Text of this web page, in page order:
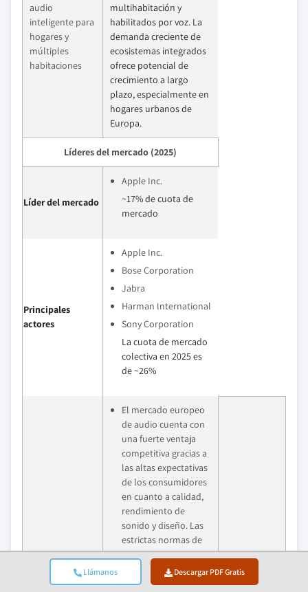
Llámanos Descargar PDF Gratis
audio
inteligente para
hogares y
múltiples
habitaciones
multihabitación y
habilitados por voz. La
demanda creciente de
ecosistemas integrados
ofrece potencial de
crecimiento a largo
plazo, especialmente en
hogares urbanos de
Europa.
Líderes del mercado (2025)
Líder del mercado
Apple Inc.
~17% de cuota de
mercado
Principales
actores
Apple Inc.
Bose Corporation
Jabra
Harman International
Sony Corporation
La cuota de mercado
colectiva en 2025 es
de ~26%
El mercado europeo
de audio cuenta con
una fuerte ventaja
competitiva gracias a
las altas expectativas
de los consumidores
en cuanto a calidad,
rendimiento de
sonido y diseño. Las
estrictas normas de
la UE en materia de
seguridad, eficiencia
energética y